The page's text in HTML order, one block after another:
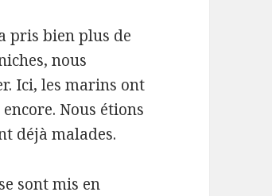
pris bien plus de
nous
Ici, les marins ont
Nous étions
déjà malades.
sont mis en